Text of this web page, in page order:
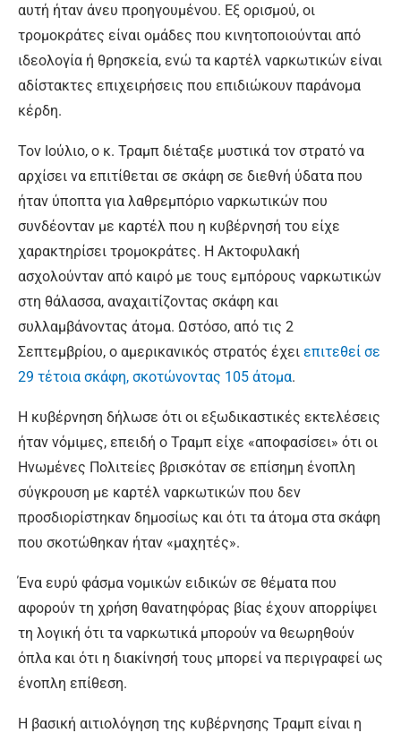
αυτή ήταν άνευ προηγουμένου. Εξ ορισμού, οι
τρομοκράτες είναι ομάδες που κινητοποιούνται από
ιδεολογία ή θρησκεία, ενώ τα καρτέλ ναρκωτικών είναι
αδίστακτες επιχειρήσεις που επιδιώκουν παράνομα
κέρδη.
Τον Ιούλιο, ο κ. Τραμπ διέταξε μυστικά τον στρατό να
αρχίσει να επιτίθεται σε σκάφη σε διεθνή ύδατα που
ήταν ύποπτα για λαθρεμπόριο ναρκωτικών που
συνδέονταν με καρτέλ που η κυβέρνησή του είχε
χαρακτηρίσει τρομοκράτες. Η Ακτοφυλακή
ασχολούνταν από καιρό με τους εμπόρους ναρκωτικών
στη θάλασσα, αναχαιτίζοντας σκάφη και
συλλαμβάνοντας άτομα. Ωστόσο, από τις 2
Σεπτεμβρίου, ο αμερικανικός στρατός έχει επιτεθεί σε
29 τέτοια σκάφη, σκοτώνοντας 105 άτομα.
Η κυβέρνηση δήλωσε ότι οι εξωδικαστικές εκτελέσεις
ήταν νόμιμες, επειδή ο Τραμπ είχε «αποφασίσει» ότι οι
Ηνωμένες Πολιτείες βρισκόταν σε επίσημη ένοπλη
σύγκρουση με καρτέλ ναρκωτικών που δεν
προσδιορίστηκαν δημοσίως και ότι τα άτομα στα σκάφη
που σκοτώθηκαν ήταν «μαχητές».
Ένα ευρύ φάσμα νομικών ειδικών σε θέματα που
αφορούν τη χρήση θανατηφόρας βίας έχουν απορρίψει
τη λογική ότι τα ναρκωτικά μπορούν να θεωρηθούν
όπλα και ότι η διακίνησή τους μπορεί να περιγραφεί ως
ένοπλη επίθεση.
Η βασική αιτιολόγηση της κυβέρνησης Τραμπ είναι η